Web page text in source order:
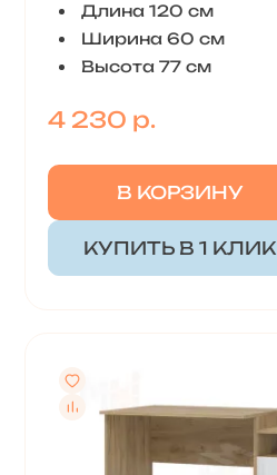
Длина 120 см
Ширина 60 см
Высота 77 см
4 230 р.
В КОРЗИНУ
КУПИТЬ В 1 КЛИК